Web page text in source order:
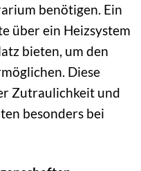
benötigen. Ein
über ein Heizsystem
bieten, um den
Diese
Zutraulichkeit und
besonders bei